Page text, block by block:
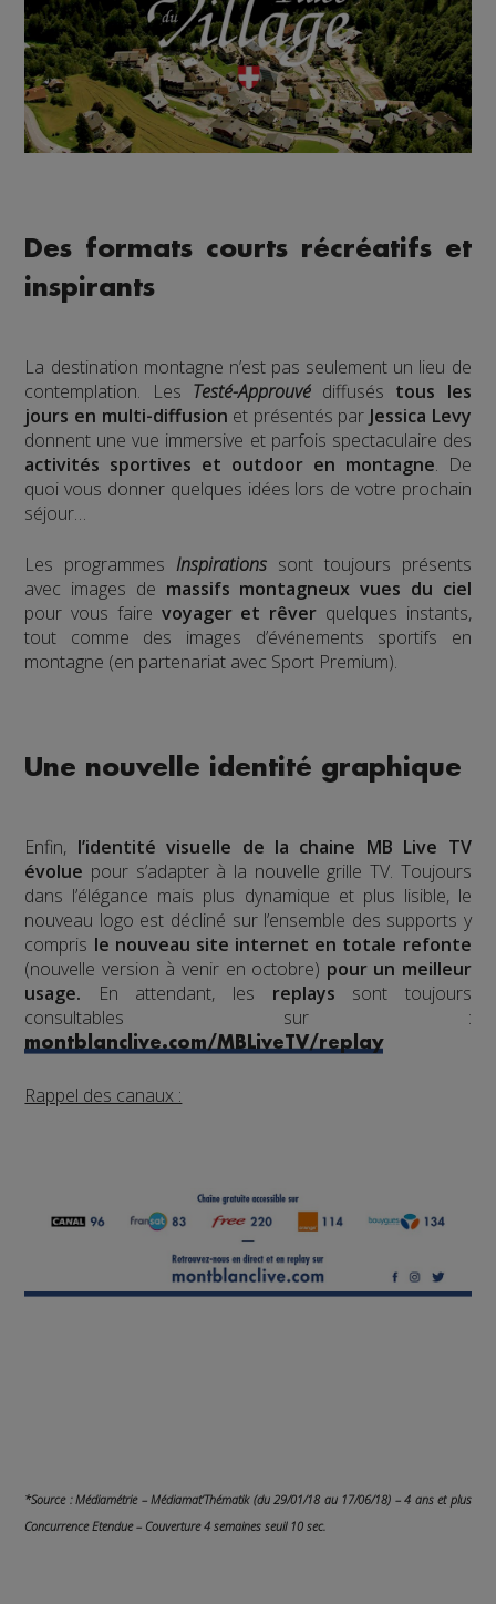
Des formats courts récréatifs et
inspirants
La destination montagne n’est pas seulement un lieu de
contemplation. Les Testé-Approuvédiffusés tous les
jours en multi-diffusion et présentés par Jessica Levy
donnent une vue immersive et parfois spectaculaire des
activités sportives et outdoor en montagne. De
quoi vous donner quelques idées lors de votre prochain
séjour…
Les programmesInspirations sont toujours présents
avec images de massifs montagneux vues du ciel
pour vous faire voyager et rêver quelques instants,
tout comme des images d’événements sportifs en
montagne (en partenariat avec Sport Premium).
Une nouvelle identité graphique
Enfin, l’identité visuelle de la chaine MB Live TV
évolue pour s’adapter à la nouvelle grille TV. Toujours
dans l’élégance mais plus dynamique et plus lisible, le
nouveau logo est décliné sur l’ensemble des supports y
compris le nouveau site internet en totale refonte
(nouvelle version à venir en octobre) pour un meilleur
usage. En attendant, les replays sont toujours
consultables sur :
montblanclive.com/MBLiveTV/replay
Rappel des canaux :
*Source : Médiamétrie – Médiamat’Thématik (du 29/01/18 au 17/06/18) – 4 ans et plus
Concurrence Etendue – Couverture 4 semaines seuil 10 sec.